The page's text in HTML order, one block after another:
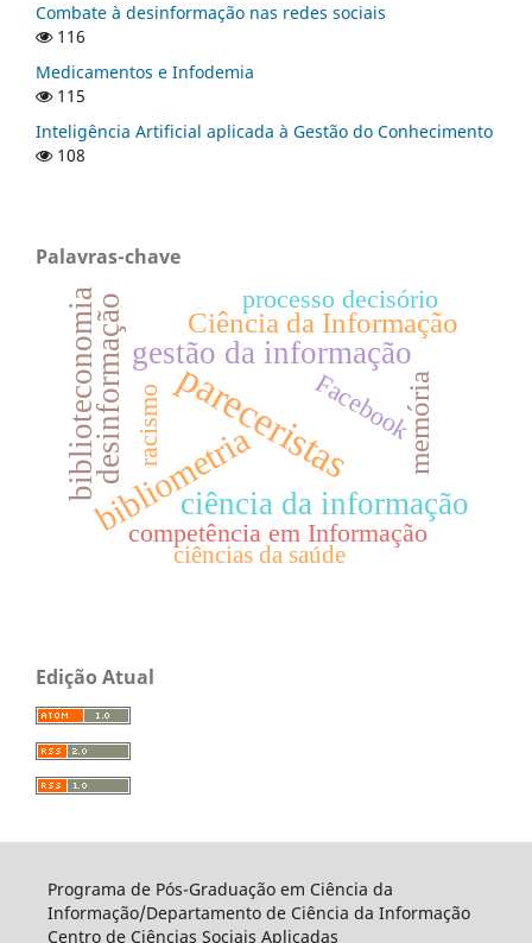
Combate à desinformação nas redes sociais
116
Medicamentos e Infodemia
115
Inteligência Artificial aplicada à Gestão do Conhecimento
108
Palavras-chave
pareceristas
bibliometriaciência da informação
desinformação
biblioteconomia gestão da informação
Ciência da Informação
memória
processo decisório
Facebook
racismo
competência em Informação
ciências da saúde
Edição Atual
Programa de Pós-Graduação em Ciência da
Informação/Departamento de Ciência da Informação
Centro de Ciências Sociais Aplicadas